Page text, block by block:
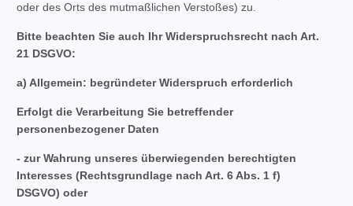
oder des Orts des mutmaßlichen Verstoßes) zu.
Bitte beachten Sie auch Ihr Widerspruchsrecht nach Art.
21 DSGVO:
a) Allgemein: begründeter Widerspruch erforderlich
Erfolgt die Verarbeitung Sie betreffender
personenbezogener Daten
- zur Wahrung unseres überwiegenden berechtigten
Interesses (Rechtsgrundlage nach Art. 6 Abs. 1 f)
DSGVO) oder